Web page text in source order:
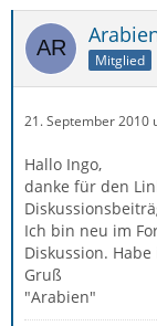
Mitglied
21. September 2010
Hallo Ingo,
danke für den
Ich bin neu im
Diskussion.
Gruß
"Arabien"